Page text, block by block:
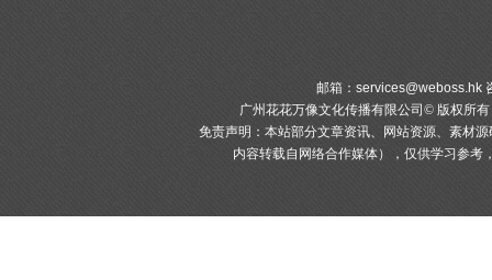
邮箱： services@weboss.hk
广州花花万像文化传播有限公司© 版权所有
免责声明：本站部分文章资讯、网站资源、素材
内容转载自网络合作媒体），仅供学习参